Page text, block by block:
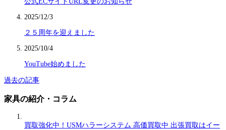
2025/12/3
２５周年を迎えました
2025/10/4
YouTube始めました
過去の記事
家具の紹介・コラム
買取強化中！USMハラーシステム 高価買取中 出張買取はイー